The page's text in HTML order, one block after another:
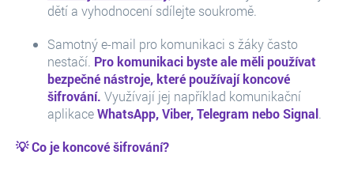
dětí a vyhodnocení sdílejte soukromě.
Samotný e-mail pro komunikaci s žáky často
nestačí. Pro komunikaci byste ale měli používat
bezpečné nástroje, které používají koncové
šifrování. Využívají jej například komunikační
aplikaceWhatsApp, Viber, Telegram nebo Signal.
💡 Co je koncové šifrování?